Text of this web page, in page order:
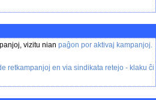
vizitu nian paĝon por aktivaj kampanjoj.
retkampanjoj en via sindikata retejo - klaku ĉi